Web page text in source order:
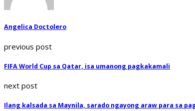
Angelica Doctolero
previous post
FIFA World Cup sa Qatar, isa umanong pagkakamali
next post
Ilang kalsada sa Maynila, sarado ngayong araw para sa